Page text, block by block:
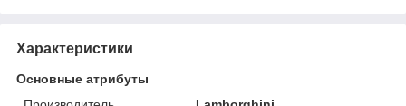
Характеристики
Основные атрибуты